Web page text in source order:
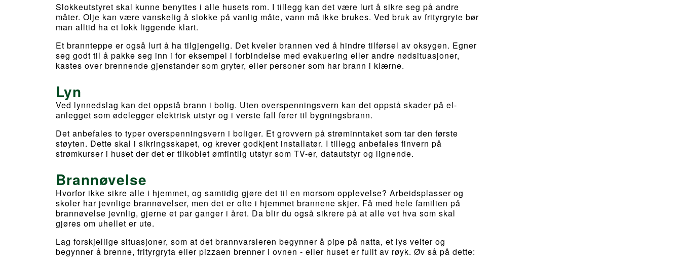
Slokkeutstyret skal kunne benyttes i alle husets rom. I tillegg kan det være lurt å sikre seg på andre
måter. Olje kan være vanskelig å slokke på vanlig måte, vann må ikke brukes. Ved bruk av frityrgryte bør
man alltid ha et lokk liggende klart.
Et brannteppe er også lurt å ha tilgjengelig. Det kveler brannen ved å hindre tilførsel av oksygen. Egner
seg godt til å pakke seg inn i for eksempel i forbindelse med evakuering eller andre nødsituasjoner,
kastes over brennende gjenstander som gryter, eller personer som har brann i klærne.
Lyn
Ved lynnedslag kan det oppstå brann i bolig. Uten overspenningsvern kan det oppstå skader på el-
anlegget som ødelegger elektrisk utstyr og i verste fall fører til bygningsbrann.
Det anbefales to typer overspenningsvern i boliger. Et grovvern på strøminntaket som tar den første
støyten. Dette skal i sikringsskapet, og krever godkjent installatør. I tillegg anbefales finvern på
strømkurser i huset der det er tilkoblet ømfintlig utstyr som TV-er, datautstyr og lignende.
Brannøvelse
Hvorfor ikke sikre alle i hjemmet, og samtidig gjøre det til en morsom opplevelse? Arbeidsplasser og
skoler har jevnlige brannøvelser, men det er ofte i hjemmet brannene skjer. Få med hele familien på
brannøvelse jevnlig, gjerne et par ganger i året. Da blir du også sikrere på at alle vet hva som skal
gjøres om uhellet er ute.
Lag forskjellige situasjoner, som at det brannvarsleren begynner å pipe på natta, et lys velter og
begynner å brenne, frityrgryta eller pizzaen brenner i ovnen - eller huset er fullt av røyk. Øv så på dette: